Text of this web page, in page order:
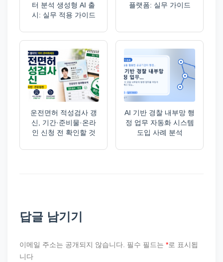
터 분석 생성형 AI 출
시: 실무 적용 가이드
플랫폼: 실무 가이드
운전면허 적성검사 갱
신, 기간·준비물·온라
인 신청 전 확인할 것
AI 기반 경찰 내부망 행
정 업무 자동화 시스템
도입 사례 분석
답글 남기기
이메일 주소는 공개되지 않습니다. 필수 필드는 *로 표시됩
니다